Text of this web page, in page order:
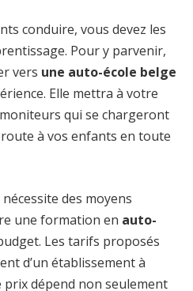
conduire, vous devez les
Pour y parvenir,
vers une auto-école belge
Elle mettra à votre
qui se chargeront
route à vos enfants en toute
des moyens
une formation en auto-
Les tarifs proposés
d’un établissement à
prix dépend non seulement